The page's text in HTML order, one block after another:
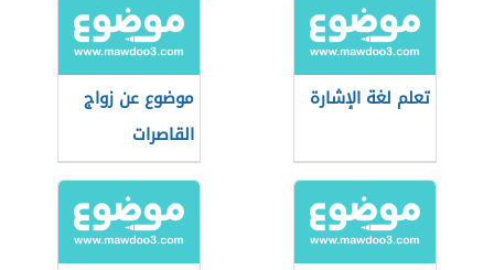
تعلم لغة الإشارة
موضوع عن زواج
القاصرات